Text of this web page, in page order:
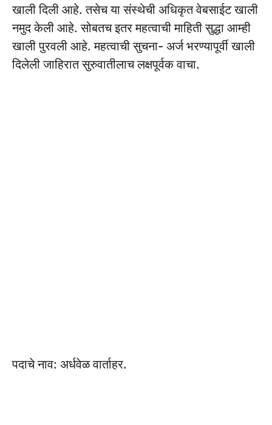
खाली दिली आहे. तसेच या संस्थेची अधिकृत वेबसाईट खाली
नमुद केली आहे. सोबतच इतर महत्वाची माहिती सुद्धा आम्ही
खाली पुरवली आहे. महत्वाची सुचना- अर्ज भरण्यापूर्वी खाली
दिलेली जाहिरात सुरुवातीलाच लक्षपूर्वक वाचा.
पदाचे नाव: अर्धवेळ वार्ताहर.